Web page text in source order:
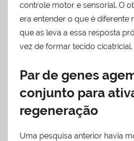
controle motor e sensorial. O
era entender o que é diferente
que as leva a essa resposta
vez de formar tecido cicatricial.
Par de genes
conjunto para
regeneração
Uma pesquisa anterior havia